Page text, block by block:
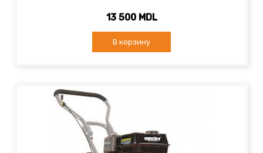
13 500 MDL
В корзину